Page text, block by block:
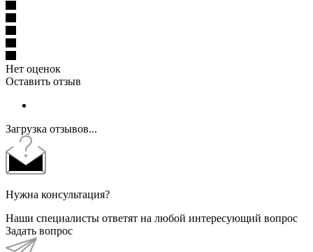
Нет оценок
Оставить отзыв
Загрузка отзывов...
Нужна консультация?
Наши специалисты ответят на любой интересующий вопрос
Задать вопрос